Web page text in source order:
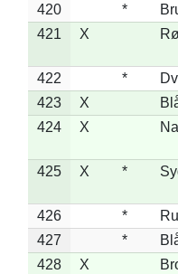
420
*
421
X
422 *
423
X
424
X
425 X *
426 *
427
*
428
X